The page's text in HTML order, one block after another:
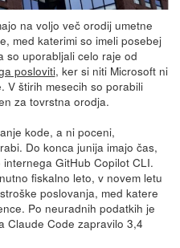
na voljo več orodij umetne
med katerimi so imeli posebej
so uporabljali celo raje od
posloviti, ker si niti Microsoft ni
V štirih mesecih so porabili
za tovrstna orodja.
kode, a ni poceni,
Do konca junija imajo čas,
GitHub Copilot CLI.
fiskalno leto, v novem letu
poslovanja, med katere
Po neuradnih podatkih je
Claude Code zapravilo 3,4